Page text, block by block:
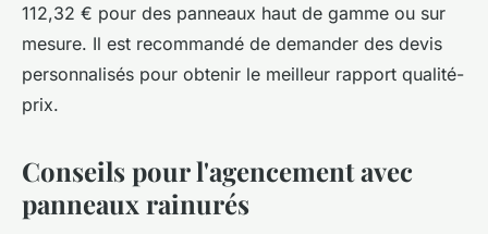
112,32 € pour des panneaux haut de gamme ou sur
mesure. Il est recommandé de demander des devis
personnalisés pour obtenir le meilleur rapport qualité-
prix.
Conseils pour l'agencement avec
panneaux rainurés